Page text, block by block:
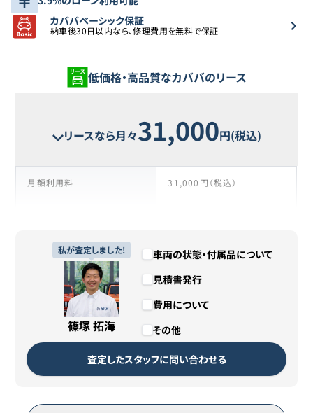
カババベーシック保証
納車後30日以内なら、修理費用を無料で保証
低価格・高品質なカババのリース
リースなら月々31,000円(税込)
月額利用料 31,000円（税込）
リース期間 7年1ヶ月
支払総額 2,635,000円（税込）
カババリースについて詳しくは こちら
私が査定しました!
篠塚 拓海
車両の状態・付属品について
見積書発行
費用について
その他
査定したスタッフに問い合わせる